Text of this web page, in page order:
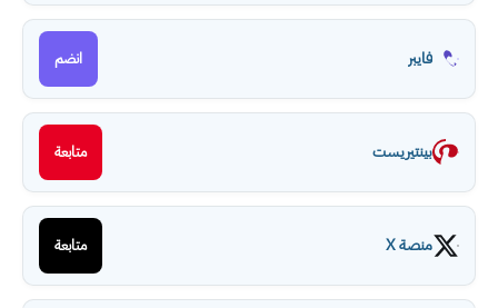
فايبر انضم
بينتيريست متابعة
منصة X متابعة